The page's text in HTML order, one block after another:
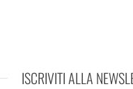
ISCRIVITI ALLA